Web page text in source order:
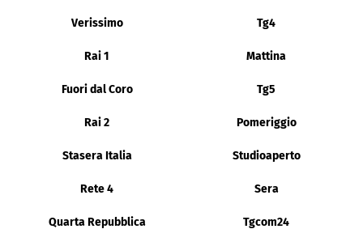
Verissimo Tg4
Rai 1 Mattina
Fuori dal Coro Tg5
Rai 2 Pomeriggio
Stasera Italia Studioaperto
Rete 4 Sera
Quarta Repubblica Tgcom24